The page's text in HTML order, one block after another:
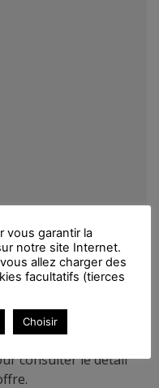
consulter le détail
vous garantir la
notre site Internet.
allez charger des
facultatifs (tierces
Choisir